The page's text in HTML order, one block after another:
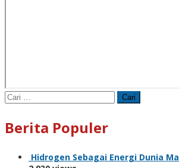
Cari
untuk:
Berita Populer
Hidrogen Sebagai Energi Dunia